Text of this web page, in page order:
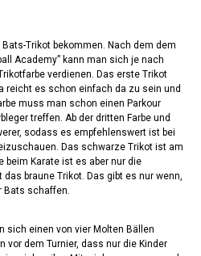
Trikot bekommen. Nach dem dem
Academy” kann man sich je nach
verdienen. Das erste Trikot
reicht es schon einfach da zu sein und
muss man schon einen Parkour
treffen. Ab der dritten Farbe und
sodass es empfehlenswert ist bei
Das schwarze Trikot ist am
beim Karate ist es aber nur die
braune Trikot. Das gibt es nur wenn,
Bats schaffen.
sich einen von vier Molten Bällen
vor dem Turnier, dass nur die Kinder